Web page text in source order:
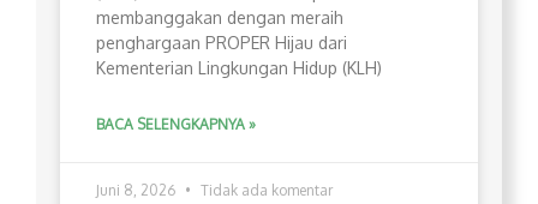
membanggakan dengan meraih
penghargaan PROPER Hijau dari
Kementerian Lingkungan Hidup (KLH)
BACA SELENGKAPNYA »
Juni 8, 2026 Tidak ada komentar